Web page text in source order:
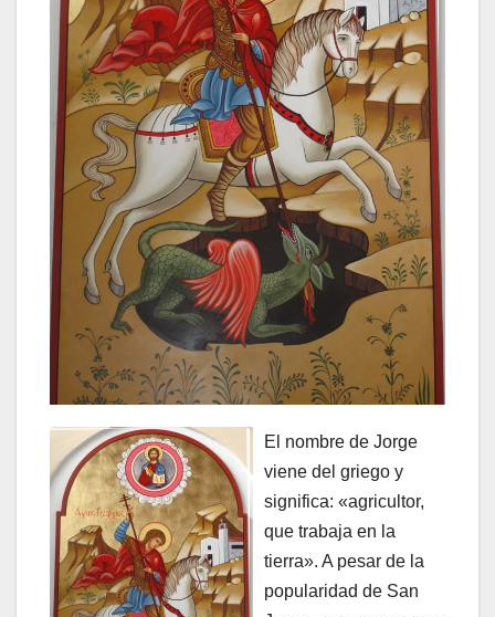
El nombre de Jorge
viene del griego y
significa: «agricultor,
que trabaja en la
tierra». A pesar de la
popularidad de San